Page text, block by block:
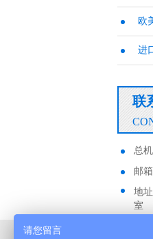
欧
进
联
总机
邮箱
地
室
请您留言